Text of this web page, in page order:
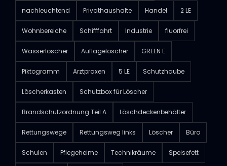
nachleuchtend Privathaushalte Handel 2 LE
Wohnbereiche Schifffahrt Industrie fluorfrei
Wasserlöscher Auflagelöscher GREEN E
Piktogramm Arztpraxen 5 LE Schutzhaube
Löscherkasten Schutzbox für Löscher
Brandschutzordnung Teil A Löschdeckenbehälter
Rettungswege Rettungsweg links Löscher Büro
Schulen Pflegeheime Technikräume Speisefett